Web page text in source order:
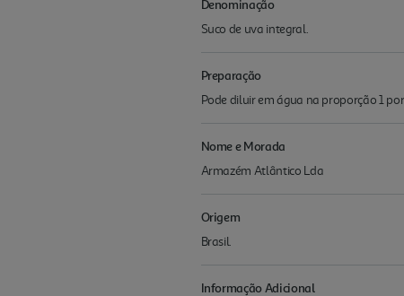
Denominação
Suco de uva integral.
Preparação
Pode diluir em água na proporção 1 por
Nome e Morada
Armazém Atlântico Lda
Origem
Brasil.
Informação Adicional